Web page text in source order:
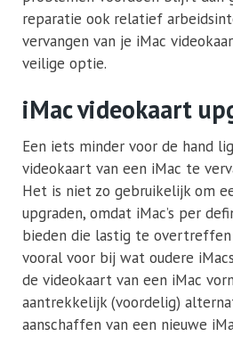
reparatie ook relatief
vervangen van je iMac
veilige optie.
iMac videokaart
Een iets minder voor de hand
videokaart van een iMac te
Het is niet zo gebruikelijk om
upgraden, omdat iMac’s per
bieden die lastig te overtreffen
vooral voor bij wat oudere
de videokaart van een iMac
aantrekkelijk (voordelig)
aanschaffen van een nieuwe